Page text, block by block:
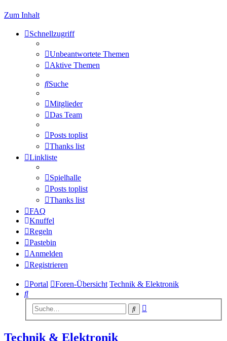
Zum Inhalt
Schnellzugriff
Unbeantwortete Themen
Aktive Themen
Suche
Mitglieder
Das Team
Posts toplist
Thanks list
Linkliste
Spielhalle
Posts toplist
Thanks list
FAQ
Knuffel
Regeln
Pastebin
Anmelden
Registrieren
Portal Foren-Übersicht Technik & Elektronik
Suche
Suche
Technik & Elektronik